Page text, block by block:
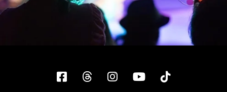
Facebook
ThreadsInstagram
YouTubeTiktok